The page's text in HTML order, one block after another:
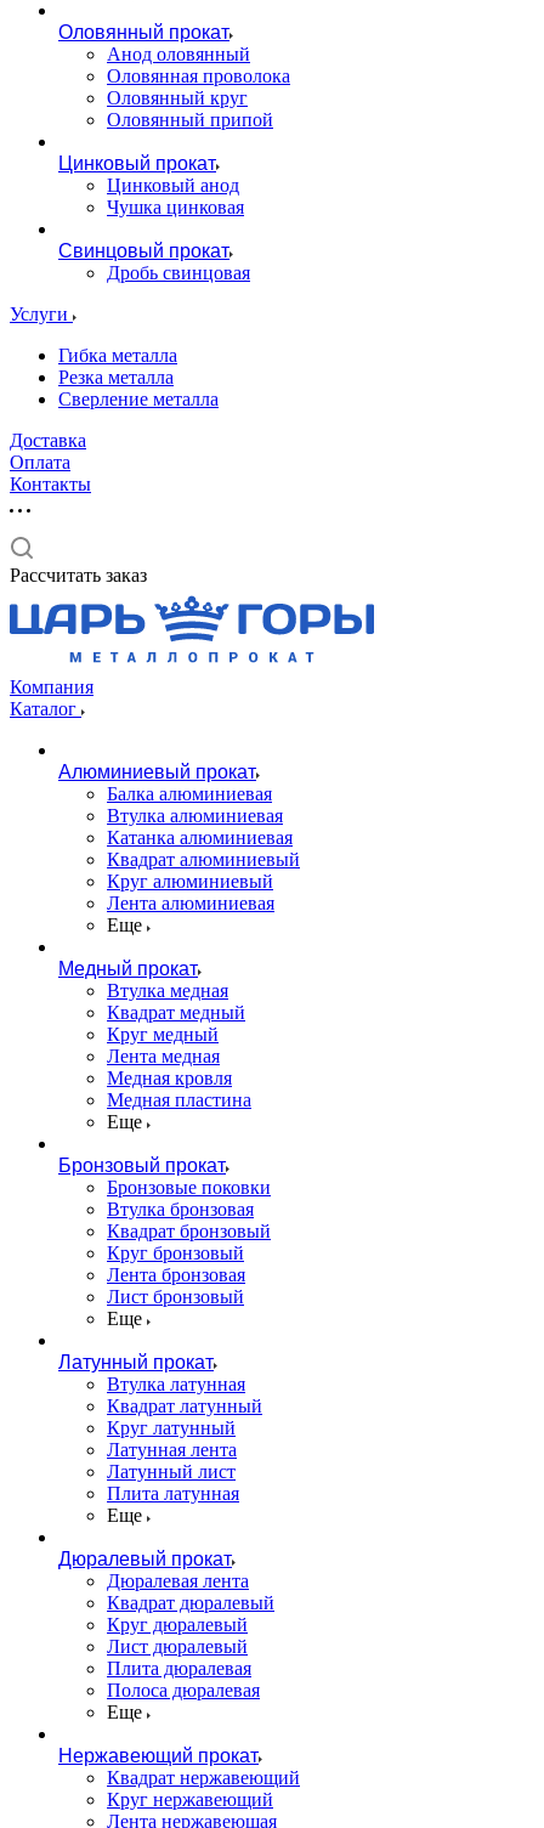
Оловянный прокат
Анод оловянный
Оловянная проволока
Оловянный круг
Оловянный припой
Цинковый прокат
Цинковый анод
Чушка цинковая
Свинцовый прокат
Дробь свинцовая
Услуги
Гибка металла
Резка металла
Сверление металла
Доставка
Оплата
Контакты
Рассчитать заказ
Компания
Каталог
Алюминиевый прокат
Балка алюминиевая
Втулка алюминиевая
Катанка алюминиевая
Квадрат алюминиевый
Круг алюминиевый
Лента алюминиевая
Еще
Медный прокат
Втулка медная
Квадрат медный
Круг медный
Лента медная
Медная кровля
Медная пластина
Еще
Бронзовый прокат
Бронзовые поковки
Втулка бронзовая
Квадрат бронзовый
Круг бронзовый
Лента бронзовая
Лист бронзовый
Еще
Латунный прокат
Втулка латунная
Квадрат латунный
Круг латунный
Латунная лента
Латунный лист
Плита латунная
Еще
Дюралевый прокат
Дюралевая лента
Квадрат дюралевый
Круг дюралевый
Лист дюралевый
Плита дюралевая
Полоса дюралевая
Еще
Нержавеющий прокат
Квадрат нержавеющий
Круг нержавеющий
Лента нержавеющая